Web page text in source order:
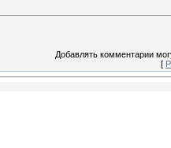
Добавлять комментарии
[